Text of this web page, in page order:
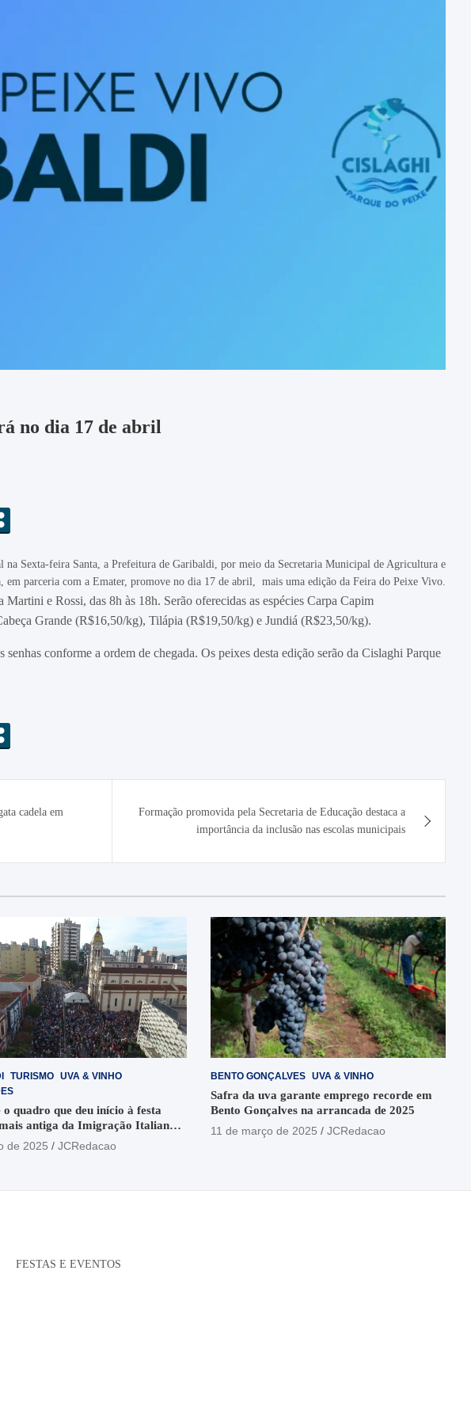
no dia 17 de abril
na Sexta-feira Santa, a Prefeitura de Garibaldi, por meio da Secretaria Municipal de Agricultura e
em parceria com a Emater, promove no dia 17 de abril, mais uma edição da Feira do Peixe Vivo.
Martini e Rossi, das 8h às 18h. Serão oferecidas as espécies Carpa Capim
Grande (R$16,50/kg), Tilápia (R$19,50/kg) e Jundiá (R$23,50/kg).
conforme a ordem de chegada. Os peixes desta edição serão da Cislaghi Parque
cadela em
Formação promovida pela Secretaria de Educação destaca a
importância da inclusão nas escolas municipais
TURISMO UVA & VINHO
o quadro que deu início à festa
antiga da Imigração Italiana
Santo Antônio
de 2025 JCRedacao
BENTO GONÇALVES UVA & VINHO
Safra da uva garante emprego recorde em
Bento Gonçalves na arrancada de 2025
11 de março de 2025
JCRedacao
FESTAS E EVENTOS